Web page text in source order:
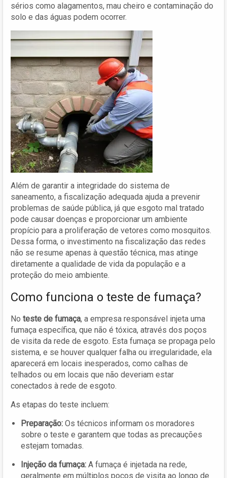
sérios como alagamentos, mau cheiro e contaminação do
solo e das águas podem ocorrer.
Além de garantir a integridade do sistema de
saneamento, a fiscalização adequada ajuda a prevenir
problemas de saúde pública, já que esgoto mal tratado
pode causar doenças e proporcionar um ambiente
propício para a proliferação de vetores como mosquitos.
Dessa forma, o investimento na fiscalização das redes
não se resume apenas à questão técnica, mas atinge
diretamente a qualidade de vida da população e a
proteção do meio ambiente.
Como funciona o teste de fumaça?
No teste de fumaça, a empresa responsável injeta uma
fumaça específica, que não é tóxica, através dos poços
de visita da rede de esgoto. Esta fumaça se propaga pelo
sistema, e se houver qualquer falha ou irregularidade, ela
aparecerá em locais inesperados, como calhas de
telhados ou em locais que não deveriam estar
conectados à rede de esgoto.
As etapas do teste incluem:
Preparação: Os técnicos informam os moradores
sobre o teste e garantem que todas as precauções
estejam tomadas.
Injeção da fumaça: A fumaça é injetada na rede,
geralmente em múltiplos poços de visita ao longo de